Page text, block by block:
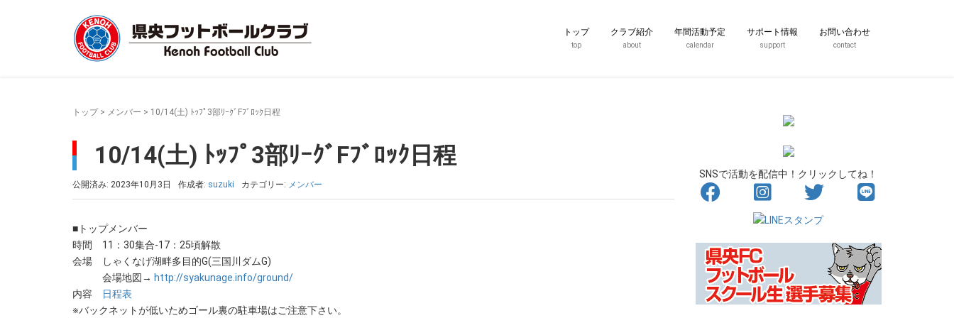
トップ
top
クラブ紹介
about
年間活動予定
calendar
サポート情報
support
お問い合わせ
contact
トップ> メンバー > 10/14(土) ﾄｯﾌﾟ3部ﾘｰｸﾞFﾌﾞﾛｯｸ日程
10/14(土) ﾄｯﾌﾟ3部ﾘｰｸﾞFﾌﾞﾛｯｸ日程
公開済み: 2023年10月3日 作成者: suzuki カテゴリー: メンバー
■トップメンバー
時間 11：30集合-17：25頃解散
会場 しゃくなげ湖畔多目的G(三国川ダムG)
会場地図→ http://syakunage.info/ground/
内容
日程表
※バックネットが低いためゴール裏の駐車場はご注意下さい。
SNSで活動を配信中！クリックしてね！